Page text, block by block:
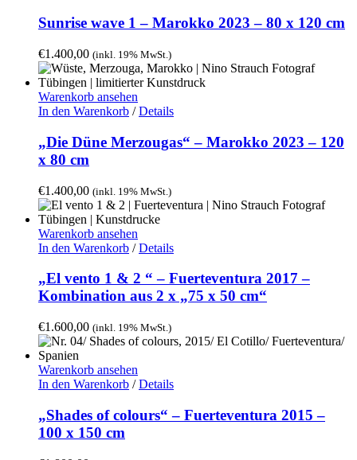
Sunrise wave 1 – Marokko 2023 – 80 x 120 cm
€1.400,00 (inkl. 19% MwSt.)
Warenkorb ansehen
In den Warenkorb / Details
„Die Düne Merzougas“ – Marokko 2023 – 120
x 80 cm
€1.400,00 (inkl. 19% MwSt.)
Warenkorb ansehen
In den Warenkorb / Details
„El vento 1 & 2 “ – Fuerteventura 2017 –
Kombination aus 2 x „75 x 50 cm“
€1.600,00 (inkl. 19% MwSt.)
Warenkorb ansehen
In den Warenkorb / Details
„Shades of colours“ – Fuerteventura 2015 –
100 x 150 cm